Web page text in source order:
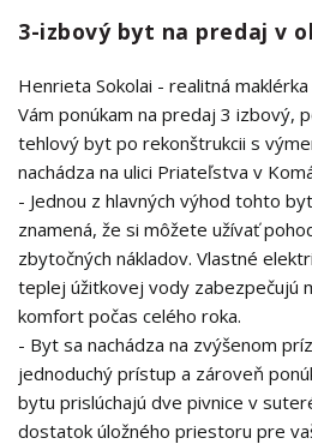
3-izbový byt na predaj v
Henrieta Sokolai - realitná
Vám ponúkam na predaj 3 izbový,
tehlový byt po rekonštrukcii s
nachádza na ulici Priateľstva v
- Jednou z hlavných výhod tohto
znamená, že si môžete užívať
zbytočných nákladov. Vlastné
teplej úžitkovej vody zabezpečujú
komfort počas celého roka.
- Byt sa nachádza na zvýšenom
jednoduchý prístup a zároveň
bytu prislúchajú dve pivnice v
dostatok úložného priestoru pre